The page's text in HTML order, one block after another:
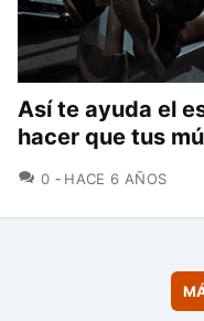
Así te ayuda el
hacer que tus
0 COMENTARIOS
HACE 6 AÑOS